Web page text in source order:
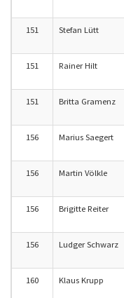
151 Stefan Lütt
151 Rainer Hilt
151 Britta Gramenz
156 Marius Saegert
156 Martin Völkle
156 Brigitte Reiter
156 Ludger Schwarz
160 Klaus Krupp